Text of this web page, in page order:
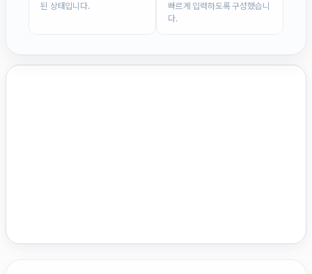
된 상태입니다.
빠르게 입력하도록 구성했습니
다.